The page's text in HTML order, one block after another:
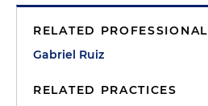
RELATED PROFESSIONAL
Gabriel Ruiz
RELATED PRACTICES